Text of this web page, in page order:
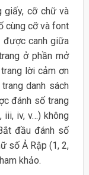
giấy, cỡ chữ và
cùng cỡ và font
được canh giữa
ở phần mở
lời cảm ơn
danh sách
đánh số trang
iii, iv, v…) không
đầu đánh số
số Ả Rập (1, 2,
khảo.